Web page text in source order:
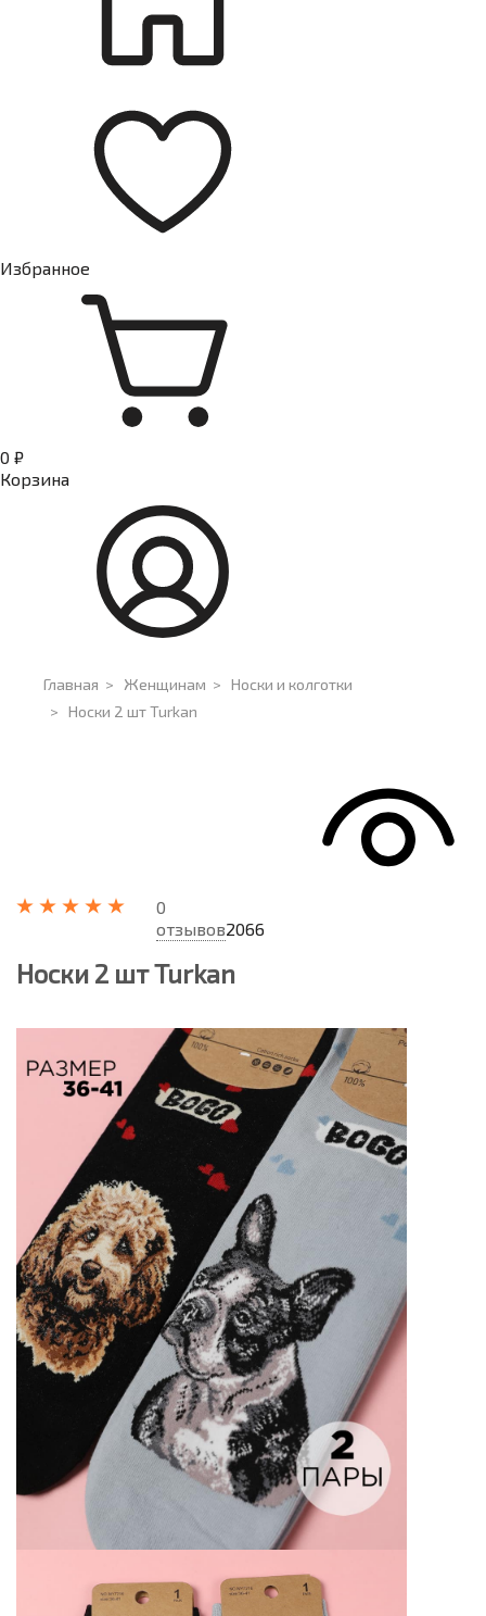
Избранное
0 ₽
Корзина
Главная > Женщинам > Носки и колготки
> Носки 2 шт Turkan
0
отзывов2066
Носки 2 шт Turkan